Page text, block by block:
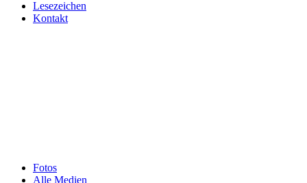
Fotos
Alle Medien
Lesezeichen
Kontakt